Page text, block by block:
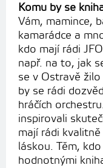
Komu by se
Vám, mamince,
kamarádce a
kdo mají rádi
např. na to, jak
se v Ostravě
by se rádi
hráčích
inspirovali
mají rádi
láskou. Těm,
hodnotnými